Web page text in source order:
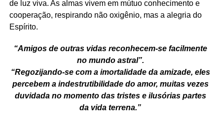
de luz viva. As almas vivem em mútuo conhecimento e
cooperação, respirando não oxigênio, mas a alegria do
Espírito.
“Amigos de outras vidas reconhecem-se facilmente
no mundo astral”.
“Regozijando-se com a imortalidade da amizade, eles
percebem a indestrutibilidade do amor, muitas vezes
duvidada no momento das tristes e ilusórias partes
da vida terrena.”